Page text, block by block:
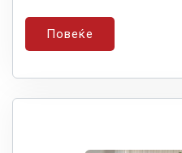
Повеќе